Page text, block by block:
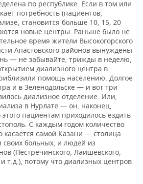
по республике. Если в том или
потребность (пациентов,
становится больше 10, 15, 20
новые центры. Раньше было не
время жители Высокогорского
Апастовского районов вынуждены
— не забывайте, трижды в неделю,
диализного центра в
помощь населению. Долгое
и в Зеленодольске — и вот три
диализное отделение. Или,
в Нурлате — он, наконец,
пациентам приходилось ездить
С каждым годом количество
касается самой Казани — столица
больных, и людей из
(Пестречинского, Лаишевского,
т.д.), потому что диализных центров